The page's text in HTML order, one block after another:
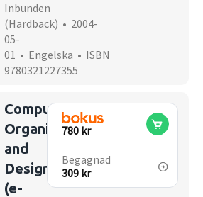
Inbunden
(Hardback) • 2004-
05-
01 • Engelska • ISBN
9780321227355
Computer
Organization
and
Design
(e-
780 kr
Begagnad
309 kr